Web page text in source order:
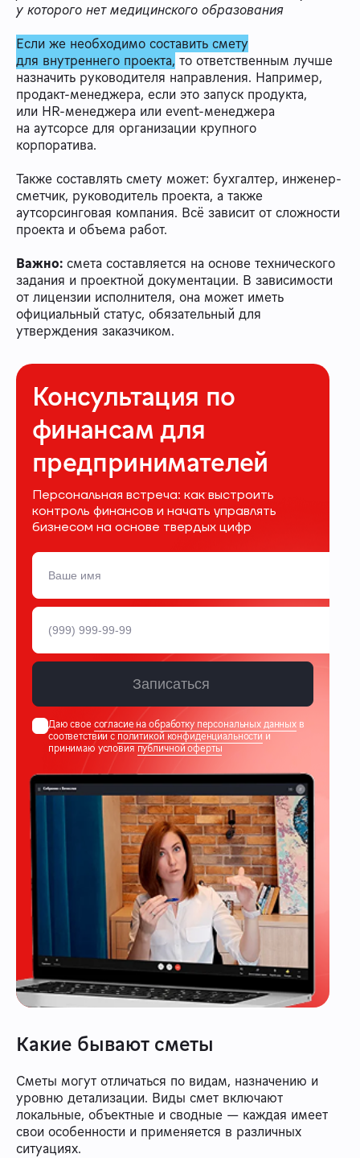
у которого нет медицинского образования
Если же необходимо составить смету
для внутреннего проекта, то ответственным лучше
назначить руководителя направления. Например,
продакт-менеджера, если это запуск продукта,
или HR-менеджера или event-менеджера
на аутсорсе для организации крупного
корпоратива.
Также составлять смету может: бухгалтер, инженер-
сметчик, руководитель проекта, а также
аутсорсинговая компания. Всё зависит от сложности
проекта и объема работ.
Важно: смета составляется на основе технического
задания и проектной документации. В зависимости
от лицензии исполнителя, она может иметь
официальный статус, обязательный для
утверждения заказчиком.
Консультация по
финансам для
предпринимателей
Персональная встреча: как выстроить
контроль финансов и начать управлять
бизнесом на основе твердых цифр
Записаться
Даю свое согласие на обработку персональных данных в
соответствии сполитикой конфиденциальностии
принимаю условияпубличной оферты
Какие бывают сметы
Сметы могут отличаться по видам, назначению и
уровню детализации. Виды смет включают
локальные, объектные и сводные — каждая имеет
свои особенности и применяется в различных
ситуациях.